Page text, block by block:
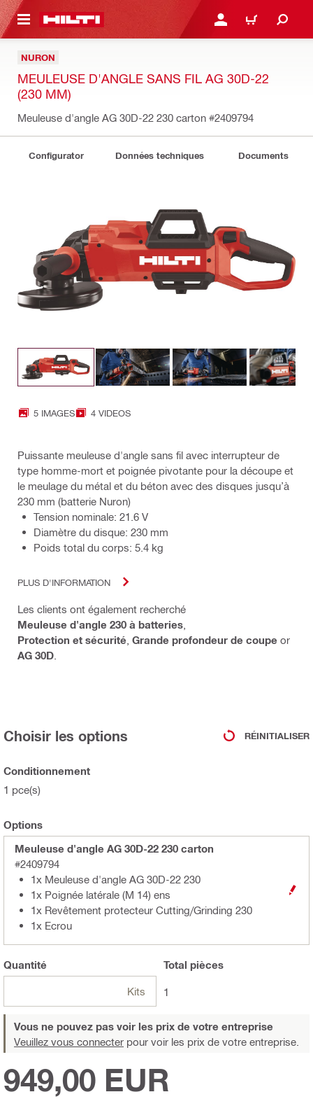
SE CONNECTER OU
PANIER
NURON
MEULEUSE D'ANGLE SANS FIL AG 30D-22
(230 MM)
Meuleuse d'angle AG 30D-22 230 carton #2409794
Configurator Données techniques Documents
5 IMAGES 4 VIDEOS
Puissante meuleuse d'angle sans fil avec interrupteur de
type homme-mort et poignée pivotante pour la découpe et
le meulage du métal et du béton avec des disques jusqu’à
230 mm (batterie Nuron)
Tension nominale: 21.6 V
Diamètre du disque: 230 mm
Poids total du corps: 5.4 kg
PLUS D'INFORMATION
Les clients ont également recherché
Meuleuse d'angle 230 à batteries
Protection et sécurité Grande profondeur de coupe or
AG 30D
Choisir les options RÉINITIALISER
Conditionnement
1 pce(s)
Options
Meuleuse d'angle AG 30D-22 230 carton
#2409794
1x Meuleuse d'angle AG 30D-22 230
1x Poignée latérale (M 14) ens
1x Revêtement protecteur Cutting/Grinding 230
1x Ecrou
Quantité
Kits
Total pièces
1
Vous ne pouvez pas voir les prix de votre entreprise
Veuillez vous connecter pour voir les prix de votre entreprise.
949,00 EUR